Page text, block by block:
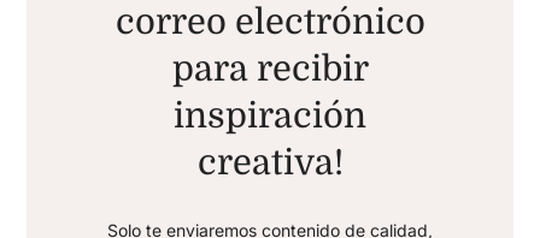
correo electrónico
para recibir
inspiración
creativa!
Solo te enviaremos contenido de calidad,